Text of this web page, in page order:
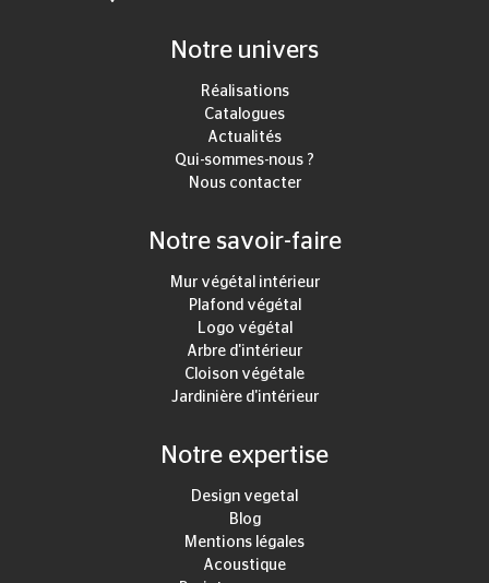
Notre univers
Réalisations
Catalogues
Actualités
Qui-sommes-nous ?
Nous contacter
Notre savoir-faire
Mur végétal intérieur
Plafond végétal
Logo végétal
Arbre d'intérieur
Cloison végétale
Jardinière d'intérieur
Notre expertise
Design vegetal
Blog
Mentions légales
Acoustique